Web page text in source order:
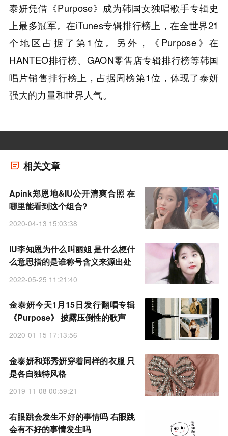
泰妍凭借《Purpose》成为韩国女独唱歌手专辑史
上最多冠军。在iTunes专辑排行榜上，在全世界21
个地区占据了第1位。另外，《Purpose》在
HANTEO排行榜、GAON零售店专辑排行榜等韩国
唱片销售排行榜上，占据周榜第1位，体现了泰妍
强大的力量和世界人气。
相关文章
Apink郑恩地&IU公开清爽合照 在
哪里能看到这个组合?
2020-04-13 15:03:38
IU李知恩为什么叫丽姐 是什么梗什
么意思指的是谁称号含义来源出处
2022-05-25 11:21:40
金泰妍今天1月15日发行翻唱专辑
《Purpose》 披露压倒性的歌声
2020-01-15 17:13:56
金泰妍和郑秀妍穿着同样的衣服 只
是各自独特风格
2019-11-08 00:59:21
右眼跳会发生不好的事情吗 右眼跳
会有不好的事情发生吗